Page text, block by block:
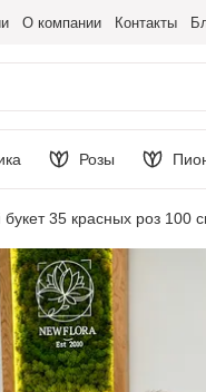
О компании Контакты
Розы
35 красных роз 100